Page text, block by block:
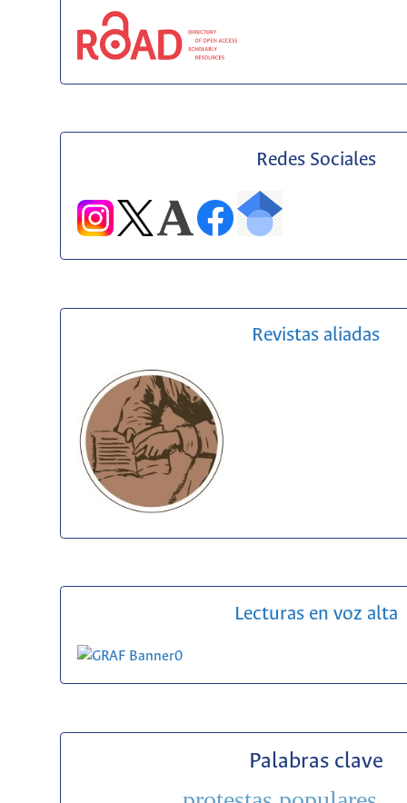
Redes Sociales
Revistas aliadas
Lecturas en voz alta
Palabras clave